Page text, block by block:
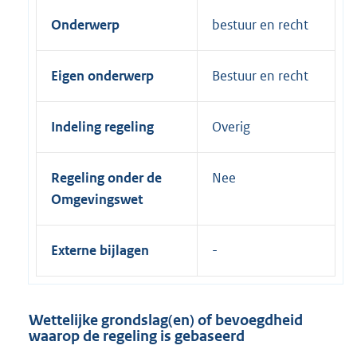
Onderwerp bestuur en recht
Eigen onderwerp Bestuur en recht
Indeling regeling Overig
Regeling onder de
Omgevingswet
Nee
Externe bijlagen
Wettelijke grondslag(en) of bevoegdheid
waarop de regeling is gebaseerd